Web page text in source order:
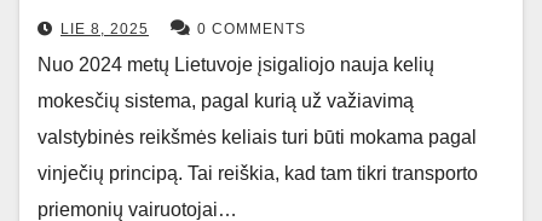
LIE 8, 2025 0 COMMENTS
Nuo 2024 metų Lietuvoje įsigaliojo nauja kelių
mokesčių sistema, pagal kurią už važiavimą
valstybinės reikšmės keliais turi būti mokama pagal
vinječių principą. Tai reiškia, kad tam tikri transporto
priemonių vairuotojai…